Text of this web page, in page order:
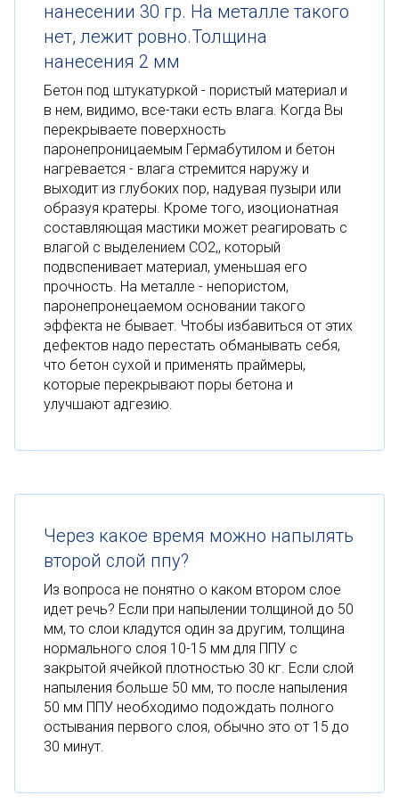
нанесении 30 гр. На металле такого
нет, лежит ровно.Толщина
нанесения 2 мм
Бетон под штукатуркой - пористый материал и
в нем, видимо, все-таки есть влага. Когда Вы
перекрываете поверхность
паронепроницаемым Гермабутилом и бетон
нагревается - влага стремится наружу и
выходит из глубоких пор, надувая пузыри или
образуя кратеры. Кроме того, изоционатная
составляющая мастики может реагировать с
влагой с выделением СО2,, который
подвспенивает материал, уменьшая его
прочность. На металле - непористом,
паронепронецаемом основании такого
эффекта не бывает. Чтобы избавиться от этих
дефектов надо перестать обманывать себя,
что бетон сухой и применять праймеры,
которые перекрывают поры бетона и
улучшают адгезию.
Через какое время можно напылять
второй слой ппу?
Из вопроса не понятно о каком втором слое
идет речь? Если при напылении толщиной до 50
мм, то слои кладутся один за другим, толщина
нормального слоя 10-15 мм для ППУ с
закрытой ячейкой плотностью 30 кг. Если слой
напыления больше 50 мм, то после напыления
50 мм ППУ необходимо подождать полного
остывания первого слоя, обычно это от 15 до
30 минут.